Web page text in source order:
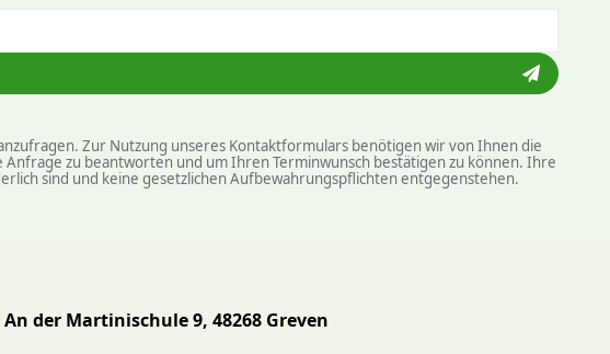
Zur Nutzung unseres Kontaktformulars benötigen wir von Ihnen die
zu beantworten und um Ihren Terminwunsch bestätigen zu können. Ihre
sind und keine gesetzlichen Auf­be­wahrungs­pflichten entgegenstehen.
der Martini­schule 9, 48268 Greven